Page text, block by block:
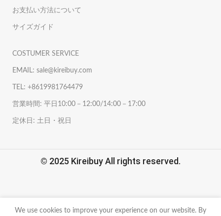
お支払い方法について
サイズガイド
COSTUMER SERVICE
EMAIL: sale@kireibuy.com
TEL: +8619981764479
営業時間: 平日10:00－12:00/14:00－17:00
定休日: 土日・祝日
© 2025 Kireibuy All rights reserved.
We use cookies to improve your experience on our website. By